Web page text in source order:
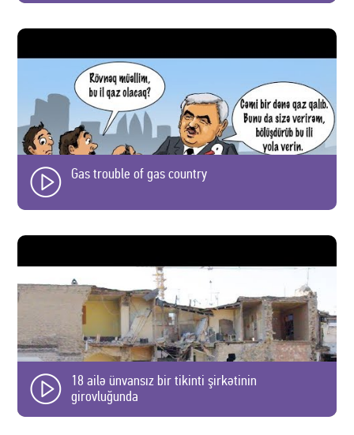
Gas trouble of gas country
18 ailə ünvansız bir tikinti şirkətinin
girovluğunda